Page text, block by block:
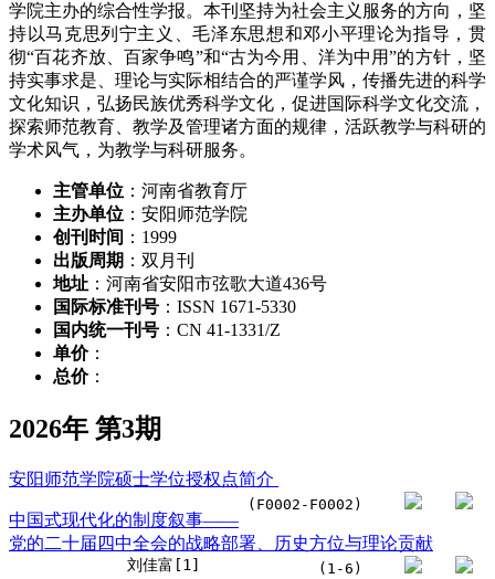
学院主办的综合性学报。本刊坚持为社会主义服务的方向，坚
持以马克思列宁主义、毛泽东思想和邓小平理论为指导，贯
彻“百花齐放、百家争鸣”和“古为今用、洋为中用”的方针，坚
持实事求是、理论与实际相结合的严谨学风，传播先进的科学
文化知识，弘扬民族优秀科学文化，促进国际科学文化交流，
探索师范教育、教学及管理诸方面的规律，活跃教学与科研的
学术风气，为教学与科研服务。
主管单位 ：河南省教育厅
主办单位 ：安阳师范学院
创刊时间 ：1999
出版周期 ：双月刊
地址 ：河南省安阳市弦歌大道436号
国际标准刊号 ：ISSN 1671-5330
国内统一刊号 ：CN 41-1331/Z
单价：
总价：
2026年 第3期
安阳师范学院硕士学位授权点简介
(F0002-F0002)
中国式现代化的制度叙事——
党的二十届四中全会的战略部署、历史方位与理论贡献
刘佳富[1] (1-6)